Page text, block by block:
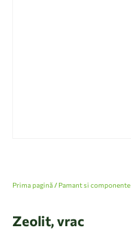
Prima pagină/ Pamant si componente
Zeolit, vrac